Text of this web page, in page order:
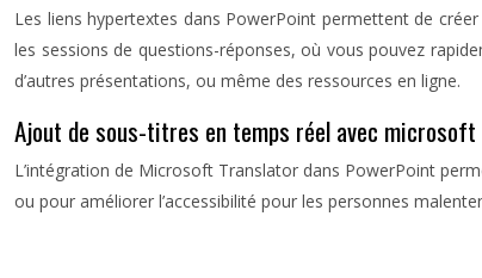
Les liens hypertextes dans PowerPoint permettent de
les sessions de questions-réponses, où vous pouvez
d’autres présentations, ou même des ressources en ligne.
Ajout de sous-titres en temps réel avec
L’intégration de Microsoft Translator dans PowerPoint
ou pour améliorer l’accessibilité pour les personnes